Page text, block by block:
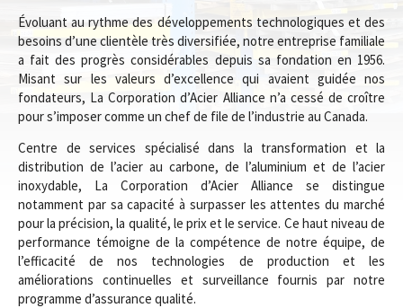
Évoluant au rythme des développements technologiques et des
besoins d’une clientèle très diversifiée, notre entreprise familiale
a fait des progrès considérables depuis sa fondation en 1956.
Misant sur les valeurs d’excellence qui avaient guidée nos
fondateurs, La Corporation d’Acier Alliance n’a cessé de croître
pour s’imposer comme un chef de file de l’industrie au Canada.
Centre de services spécialisé dans la transformation et la
distribution de l’acier au carbone, de l’aluminium et de l’acier
inoxydable, La Corporation d’Acier Alliance se distingue
notamment par sa capacité à surpasser les attentes du marché
pour la précision, la qualité, le prix et le service. Ce haut niveau de
performance témoigne de la compétence de notre équipe, de
l’efficacité de nos technologies de production et les
améliorations continuelles et surveillance fournis par notre
programme d’assurance qualité.